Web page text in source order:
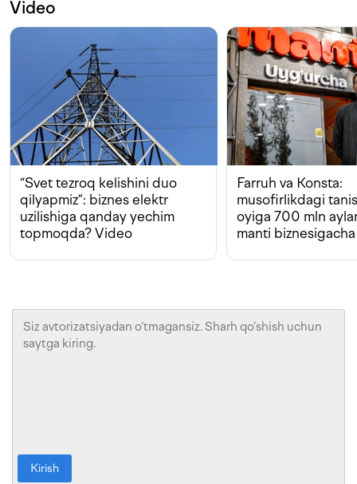
Video
“Svet tezroq kelishini duo
qilyapmiz”: biznes elektr
uzilishiga qanday yechim
topmoqda? Video
Farruh va Konsta:
musofirlikdagi
oyiga 700 mln
manti biznesigacha
Kirish